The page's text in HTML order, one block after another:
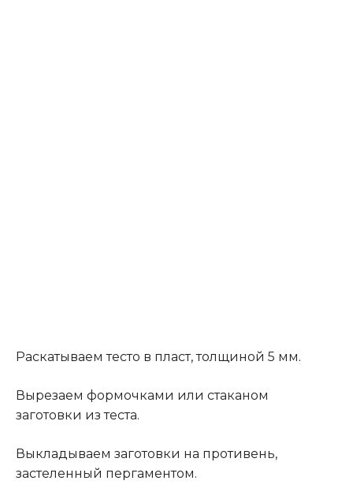
Раскатываем тесто в пласт, толщиной 5 мм.
Вырезаем формочками или стаканом
заготовки из теста.
Выкладываем заготовки на противень,
застеленный пергаментом.